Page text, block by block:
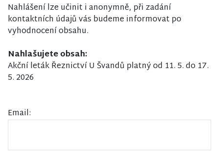
Nahlášení lze učinit i anonymně, při zadání
kontaktních údajů vás budeme informovat po
vyhodnocení obsahu.
Nahlašujete obsah:
Akční leták Řeznictví U Švandů platný od 11. 5. do 17.
5. 2026
Email: